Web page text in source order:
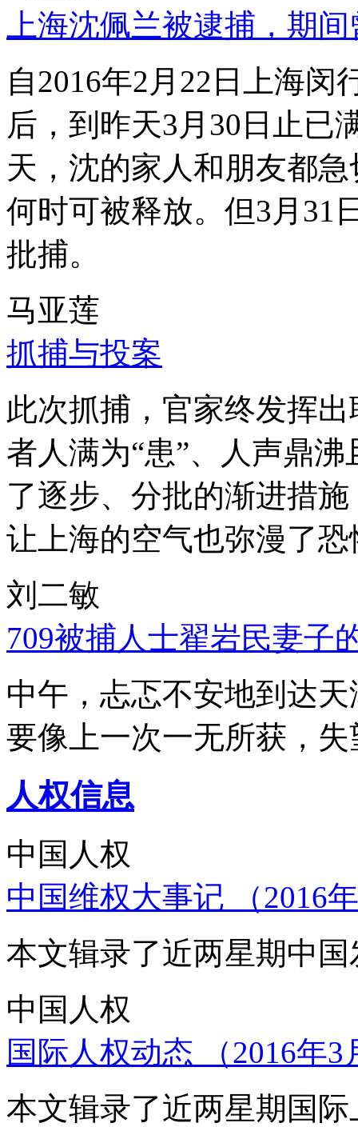
上海沈佩兰被逮捕，期
自2016年2月22日上海
后，到昨天3月30日止已
天，沈的家人和朋友都
何时可被释放。但3月31
批捕。
马亚莲
抓捕与投案
此次抓捕，官家终发挥
者人满为“患”、人声鼎
了逐步、分批的渐进措
让上海的空气也弥漫了
刘二敏
709被捕人士翟岩民妻子
中午，忐忑不安地到达
要像上一次一无所获，
人权信息
中国人权
中国维权大事记 （2016
本文辑录了近两星期中
中国人权
国际人权动态 （2016年
本文辑录了近两星期国